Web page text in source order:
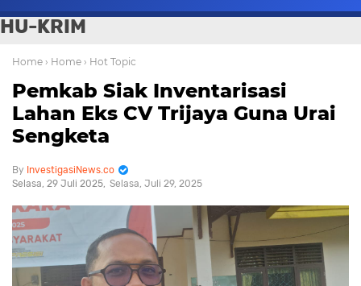
HU-KRIM
Home › Home › Hot Topic
Pemkab Siak Inventarisasi
Lahan Eks CV Trijaya Guna Urai
Sengketa
InvestigasiNews.co
Selasa, 29 Juli 2025 Selasa, Juli 29, 2025